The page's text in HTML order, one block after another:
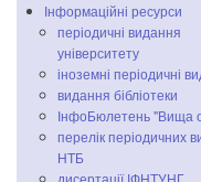
Інформаційні ресурси
періодичні видання
університету
іноземні періодичні
видання бібліотеки
ІнфоБюлетень "Вища
перелік періодичних
НТБ
дисертації ІФНТУНГ